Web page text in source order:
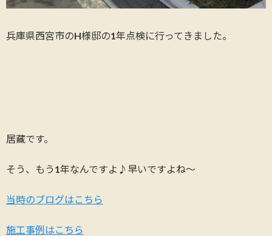
兵庫県西宮市のH様邸の1年点検に行ってきました。
居藏です。
そう、もう1年なんですよ♪早いですよね～
当時のブログはこちら
施工事例はこちら